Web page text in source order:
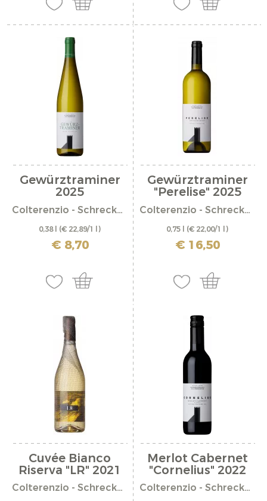
Gewürztraminer
2025
Colterenzio - Schreckbichl
0,38 l (€ 22,89/1 l)
incl. IVA più costi di spedizione
€ 8,70
Gewürztraminer
"Perelise" 2025
Colterenzio - Schreckbichl
0,75 l (€ 22,00/1 l)
incl. IVA più costi di spedizione
€ 16,50
Cuvée Bianco
Riserva "LR" 2021
Colterenzio - Schreckbichl
Merlot Cabernet
"Cornelius" 2022
Colterenzio - Schreckbichl